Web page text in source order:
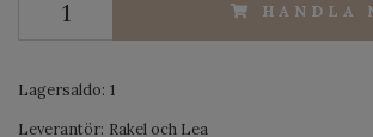
HANDLA
Lagersaldo: 1
Leverantör: Rakel och Lea